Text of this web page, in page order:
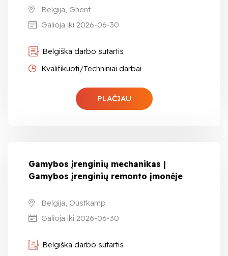
Belgija, Ghent
Galioja iki 2026-06-30
Belgiška darbo sutartis
Kvalifikuoti/Techniniai darbai
PLAČIAU
Gamybos įrenginių mechanikas |
Gamybos įrenginių remonto įmonėje
Belgija, Oustkamp
Galioja iki 2026-06-30
Belgiška darbo sutartis